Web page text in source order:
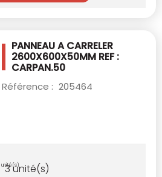
PANNEAU A CARRELER
2600X600X50MM REF :
CARPAN.50
Référence : 205464
3unité(s)